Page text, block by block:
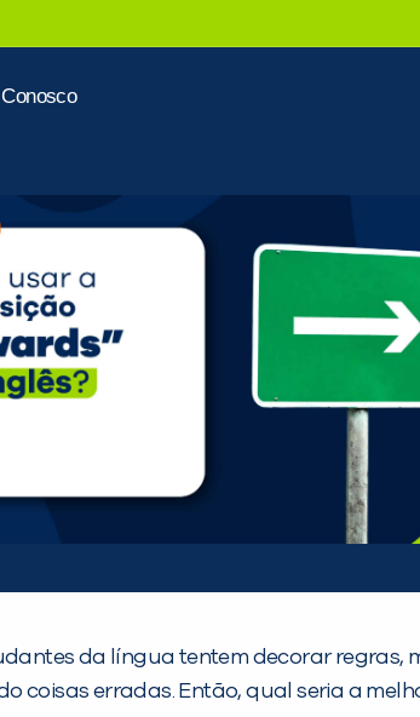
da língua tentem decorar regras,
coisas erradas. Então, qual seria a